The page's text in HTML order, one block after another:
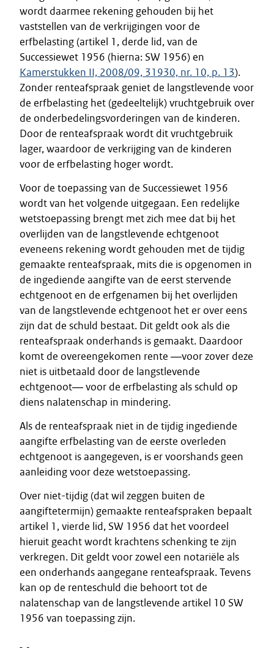
wordt daarmee rekening gehouden bij het
vaststellen van de verkrijgingen voor de
erfbelasting (artikel 1, derde lid, van de
Successiewet 1956 (hierna: SW 1956) en
Kamerstukken II, 2008/09, 31930, nr. 10, p. 13).
Zonder renteafspraak geniet de langstlevende voor
de erfbelasting het (gedeeltelijk) vruchtgebruik over
de onderbedelingsvorderingen van de kinderen.
Door de renteafspraak wordt dit vruchtgebruik
lager, waardoor de verkrijging van de kinderen
voor de erfbelasting hoger wordt.
Voor de toepassing van de Successiewet 1956
wordt van het volgende uitgegaan. Een redelijke
wetstoepassing brengt met zich mee dat bij het
overlijden van de langstlevende echtgenoot
eveneens rekening wordt gehouden met de tijdig
gemaakte renteafspraak, mits die is opgenomen in
de ingediende aangifte van de eerst stervende
echtgenoot en de erfgenamen bij het overlijden
van de langstlevende echtgenoot het er over eens
zijn dat de schuld bestaat. Dit geldt ook als die
renteafspraak onderhands is gemaakt. Daardoor
komt de overeengekomen rente ―voor zover deze
niet is uitbetaald door de langstlevende
echtgenoot― voor de erfbelasting als schuld op
diens nalatenschap in mindering.
Als de renteafspraak niet in de tijdig ingediende
aangifte erfbelasting van de eerste overleden
echtgenoot is aangegeven, is er voorshands geen
aanleiding voor deze wetstoepassing.
Over niet-tijdig (dat wil zeggen buiten de
aangiftetermijn) gemaakte renteafspraken bepaalt
artikel 1, vierde lid, SW 1956 dat het voordeel
hieruit geacht wordt krachtens schenking te zijn
verkregen. Dit geldt voor zowel een notariële als
een onderhands aangegane renteafspraak. Tevens
kan op de renteschuld die behoort tot de
nalatenschap van de langstlevende artikel 10 SW
1956 van toepassing zijn.